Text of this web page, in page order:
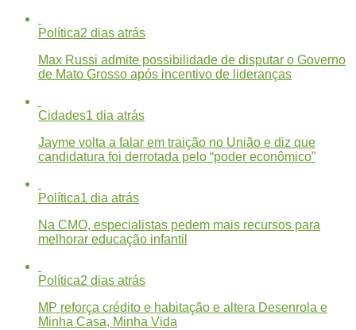
Política2 dias atrás
Max Russi admite possibilidade de disputar o Governo
de Mato Grosso após incentivo de lideranças
Cidades1 dia atrás
Jayme volta a falar em traição no União e diz que
candidatura foi derrotada pelo “poder econômico”
Política1 dia atrás
Na CMO, especialistas pedem mais recursos para
melhorar educação infantil
Política2 dias atrás
MP reforça crédito e habitação e altera Desenrola e
Minha Casa, Minha Vida